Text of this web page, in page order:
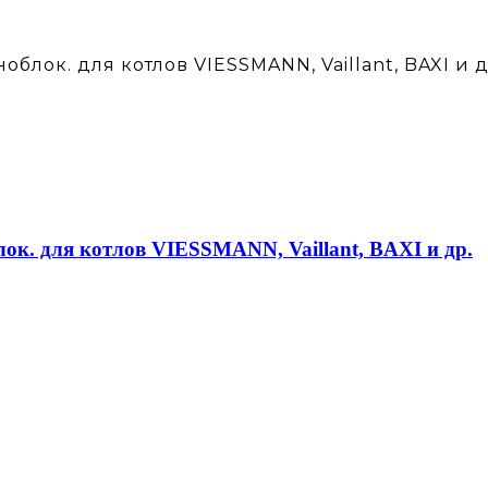
для котлов VIESSMANN, Vaillant, BAXI и
для котлов VIESSMANN, Vaillant, BAXI и др.